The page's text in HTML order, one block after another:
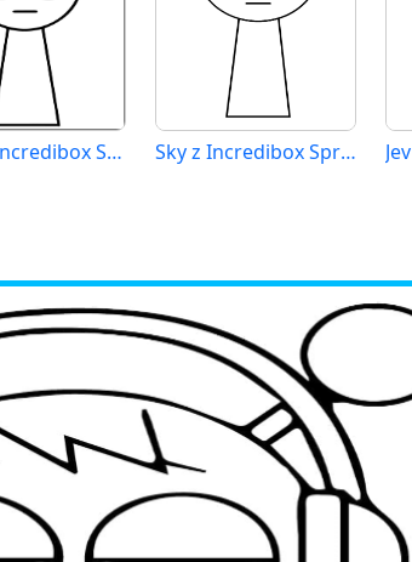
Clukr z Incredibox Sprunki Sky z Incredibox Sprunki